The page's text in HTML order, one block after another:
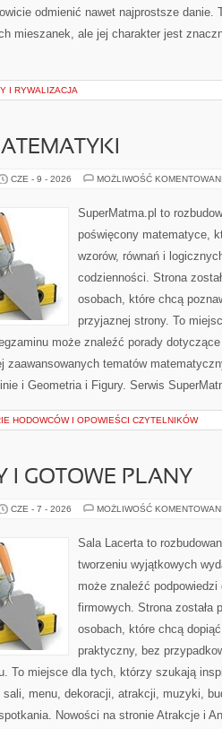
odmienić nawet najprostsze danie.
mieszanek, ale jej charakter jest
I RYWALIZACJA
CZE - 9 - 2026 MOŻLIWOŚĆ
SuperMatma.pl to
poświęcony matematyce,
wzorów, równań i
codzienności. Strona
osobach, które chcą
przyjaznej strony. To
może znaleźć porady
zaawansowanych tematów
i Geometria i Figury. Serwis
HODOWCÓW I OPOWIEŚCI CZYTELNIKÓW
I GOTOWE PLANY
CZE - 7 - 2026 MOŻLIWOŚĆ
Sala Lacerta to
tworzeniu wyjątkowych
może znaleźć
firmowych. Strona została
osobach, które chcą
praktyczny, bez
To miejsce dla tych, którzy szukają
menu, dekoracji, atrakcji, muzyki,
Nowości na stronie Atrakcje i